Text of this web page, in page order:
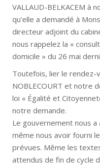
VALLAUD-BELKACEM à
qu’elle a demandé à
directeur adjoint du
nous rappelez la «
domicile » du 26 mai
Toutefois, lier le rendez-
NOBLECOURT et notre
loi « Égalité et
notre demande.
Le gouvernement nous
même nous avoir fourni
prévues. Même les
attendus de fin de cycle